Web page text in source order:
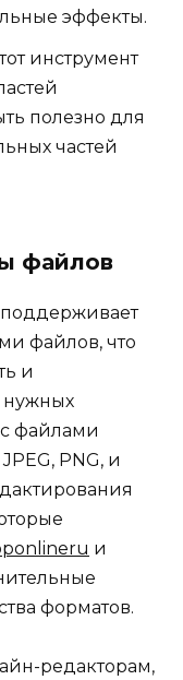
эффекты.
инструмент
полезно для
частей
файлов
файлов, что
и
нужных
файлами
PNG, и
и
форматов.
редакторам,